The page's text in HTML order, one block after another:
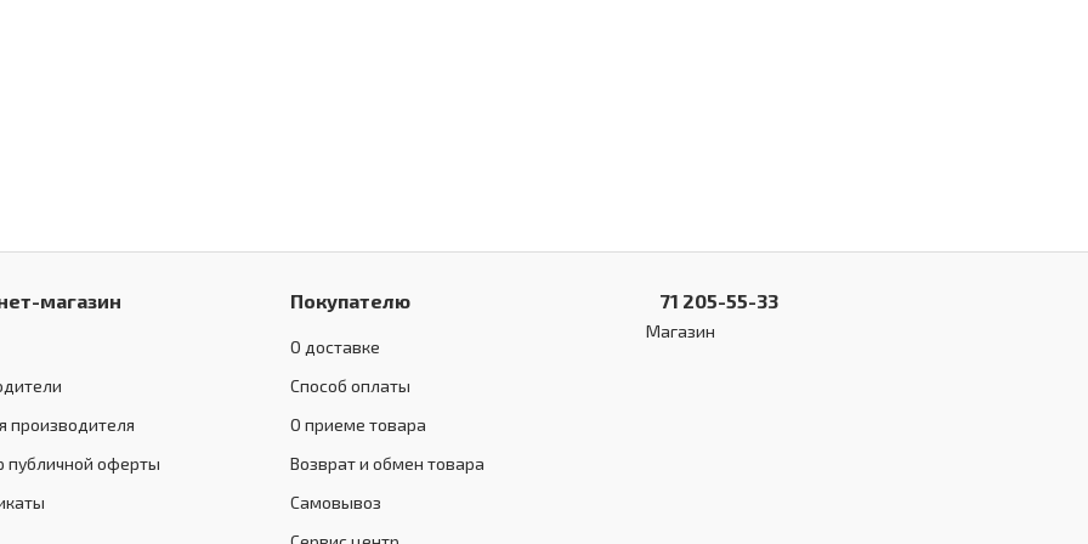
магазин
производителя
публичной оферты
Покупателю
О доставке
Способ оплаты
О приеме товара
Возврат и обмен товара
Самовывоз
71 205-55-33
Магазин